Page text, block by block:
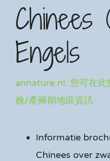
Engels
annature.nl: 您可在此
娩/產褥期地區資訊
Informatie
Chinees over